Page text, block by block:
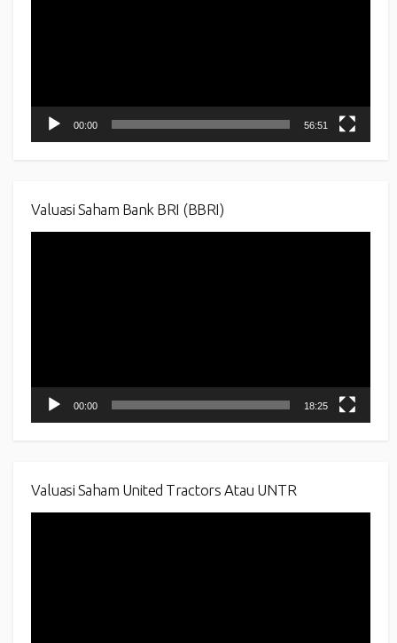
00:00 56:51
Valuasi Saham Bank BRI (BBRI)
00:00 18:25
Valuasi Saham United Tractors Atau UNTR